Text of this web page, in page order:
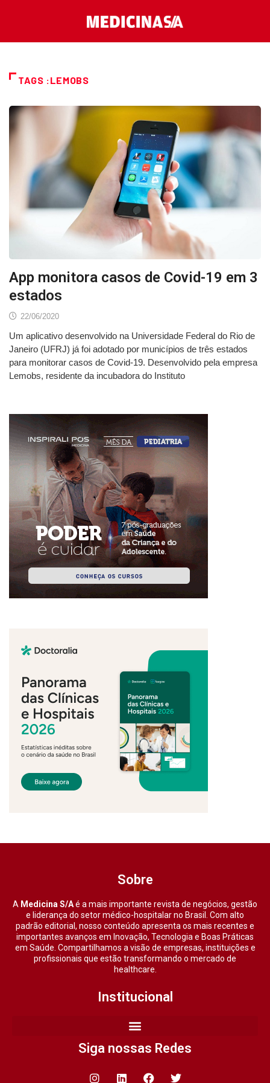
TAGS :LEMOBS
App monitora casos de Covid-19 em 3
estados
22/06/2020
Um aplicativo desenvolvido na Universidade Federal do Rio de
Janeiro (UFRJ) já foi adotado por municípios de três estados
para monitorar casos de Covid-19. Desenvolvido pela empresa
Lemobs, residente da incubadora do Instituto
Sobre
A Medicina S/Aé a mais importante revista de negócios, gestão
e liderança do setor médico-hospitalar no Brasil. Com alto
padrão editorial, nosso conteúdo apresenta os mais recentes e
importantes avanços em Inovação, Tecnologia e Boas Práticas
em Saúde. Compartilhamos a visão de empresas, instituições e
profissionais que estão transformando o mercado de
healthcare.
Institucional
Siga nossas Redes